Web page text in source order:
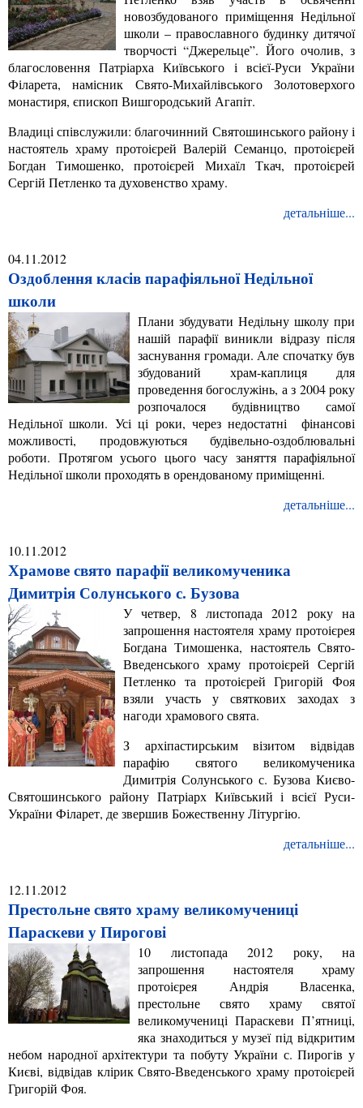
новозбудованого приміщення Недільної
школи – православного будинку дитячої
творчості “Джерельце”. Його очолив, з
благословення Патріарха Київського і всієї-Руси України
Філарета, намісник Свято-Михайлівського Золотоверхого
монастиря, єпископ Вишгородський Агапіт.
Владиці співслужили: благочинний Святошинського району і
настоятель храму протоієрей Валерій Семанцо, протоієрей
Богдан Тимошенко, протоієрей Михаїл Ткач, протоієрей
Сергій Петленко та духовенство храму.
детальніше...
04.11.2012
Оздоблення класів парафіяльної Недільної
школи
Плани збудувати Недільну школу при
нашій парафії виникли відразу після
заснування громади. Але спочатку був
збудований храм-каплиця для
проведення богослужінь, а з 2004 року
розпочалося будівництво самої
Недільної школи. Усі ці роки, через недостатні фінансові
можливості, продовжуються будівельно-оздоблювальні
роботи. Протягом усього цього часу заняття парафіяльної
Недільної школи проходять в орендованому приміщенні.
детальніше...
10.11.2012
Храмове свято парафії великомученика
Димитрія Солунського с. Бузова
У четвер, 8 листопада 2012 року на
запрошення настоятеля храму протоієрея
Богдана Тимошенка, настоятель Свято-
Введенського храму протоієрей Сергій
Петленко та протоієрей Григорій Фоя
взяли участь у святкових заходах з
нагоди храмового свята.
З архіпастирським візитом відвідав
парафію святого великомученика
Димитрія Солунського с. Бузова Києво-
Святошинського району Патріарх Київський і всієї Руси-
України Філарет, де звершив Божественну Літургію.
детальніше...
12.11.2012
Престольне свято храму великомучениці
Параскеви у Пирогові
10 листопада 2012 року, на
запрошення настоятеля храму
протоієрея Андрія Власенка,
престольне свято храму святої
великомучениці Параскеви П’ятниці,
яка знаходиться у музеї під відкритим
небом народної архітектури та побуту України с. Пирогів у
Києві, відвідав клірик Свято-Введенського храму протоієрей
Григорій Фоя.